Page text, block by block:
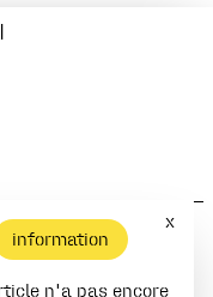
x
information
n'a pas encore